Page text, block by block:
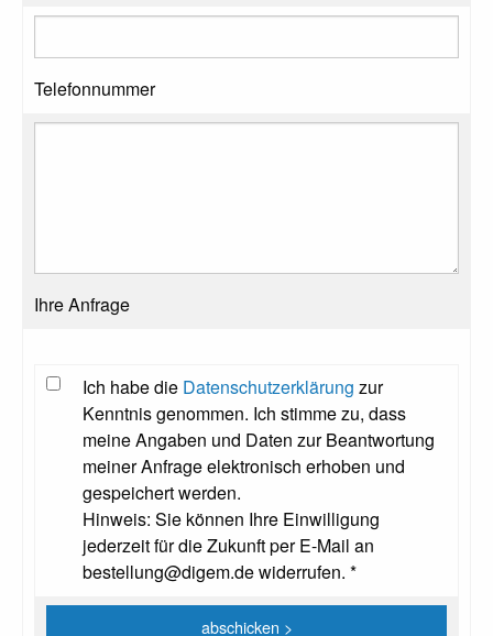
Telefonnummer
Ihre Anfrage
Ich habe die Datenschutzerklärung zur
Kenntnis genommen. Ich stimme zu, dass
meine Angaben und Daten zur Beantwortung
meiner Anfrage elektronisch erhoben und
gespeichert werden.
Hinweis: Sie können Ihre Einwilligung
jederzeit für die Zukunft per E-Mail an
bestellung@digem.de widerrufen. *